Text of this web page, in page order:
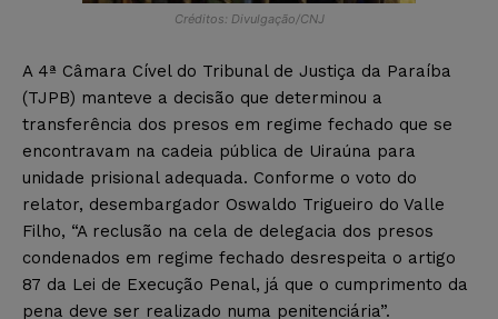
Créditos: Divulgação/CNJ
A 4ª Câmara Cível do Tribunal de Justiça da Paraíba
(TJPB) manteve a decisão que determinou a
transferência dos presos em regime fechado que se
encontravam na cadeia pública de Uiraúna para
unidade prisional adequada. Conforme o voto do
relator, desembargador Oswaldo Trigueiro do Valle
Filho, “A reclusão na cela de delegacia dos presos
condenados em regime fechado desrespeita o artigo
87 da Lei de Execução Penal, já que o cumprimento da
pena deve ser realizado numa penitenciária”.